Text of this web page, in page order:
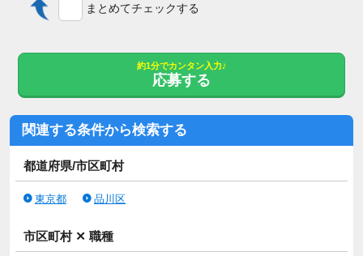
【求人の特徴】
充実/社内禁煙/育児休暇あり/女性活躍中
【特記事項】
にいたるまでのスタッフを対象に、年間250回以上もの研修を行
なっています。
ご入居者様が心地よい毎日をお送りいただけるよう、さまざまな
研修を実施しています。
ご入居者様の健康維持、介護度進行を予防するためのプログラム
を教えていただきました。その蓄積を新たなサービスへと活かし
まとめてチェックする
約1分でカンタン入力♪
応募する
関連する条件から検索する
都道府県/市区町村
東京都 品川区
市区町村 ✕ 職種